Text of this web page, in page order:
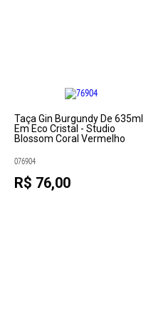
Taça Gin Burgundy De 635ml
Em Eco Cristal - Studio
Blossom Coral Vermelho
076904
R$ 76,00